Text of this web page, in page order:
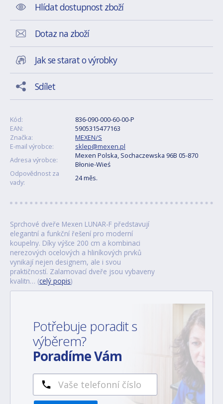
Hlídat dostupnost zboží
Dotaz na zboží
Jak se starat o výrobky
Sdílet
Kód:
836-090-000-60-00-P
EAN:
5905315477163
Značka:
MEXEN/S
E-mail výrobce:
sklep@mexen.pl
Adresa výrobce:
Mexen Polska, Sochaczewska 96B 05-870
Błonie-Wieś
Odpovědnost za
vady:
24 měs.
Sprchové dveře Mexen LUNAR-F představují
elegantní a funkční řešení pro moderní
koupelny. Díky výšce 200 cm a kombinaci
nerezových ocelových a hliníkových prvků
vynikají nejen designem, ale i svou
praktičností. Zalamovací dveře jsou vybaveny
kvalitn… (celý popis)
Potřebuje poradit s
výběrem?
Poradíme Vám